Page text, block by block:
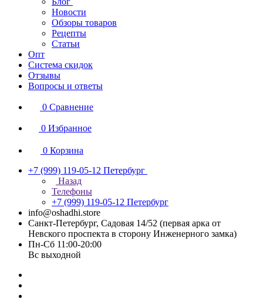
Новости
Обзоры товаров
Рецепты
Статьи
Опт
Система скидок
Отзывы
Вопросы и ответы
0 Сравнение
0 Избранное
0 Корзина
+7 (999) 119-05-12 Петербург
Назад
Телефоны
+7 (999) 119-05-12 Петербург
info@oshadhi.store
Санкт-Петербург, Садовая 14/52 (первая арка от
Невского проспекта в сторону Инженерного замка)
Пн-Сб 11:00-20:00
Вс выходной